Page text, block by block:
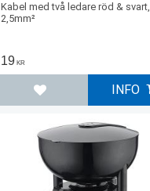
Kabel med två ledare röd & svart,
2,5mm²
19 KR
Lägg till i favoriter
INFO